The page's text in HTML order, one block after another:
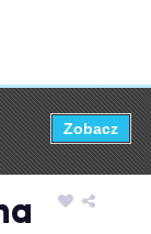
Zobacz